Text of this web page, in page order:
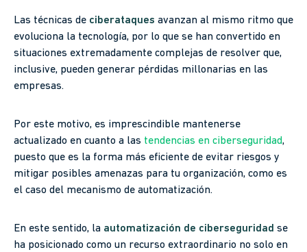
Las técnicas de ciberataques avanzan al mismo ritmo que
evoluciona la tecnología, por lo que se han convertido en
situaciones extremadamente complejas de resolver que,
inclusive, pueden generar pérdidas millonarias en las
empresas.
Por este motivo, es imprescindible mantenerse
actualizado en cuanto a las tendencias en ciberseguridad,
puesto que es la forma más eficiente de evitar riesgos y
mitigar posibles amenazas para tu organización, como es
el caso del mecanismo de automatización.
En este sentido, la automatización de ciberseguridad se
ha posicionado como un recurso extraordinario no solo en